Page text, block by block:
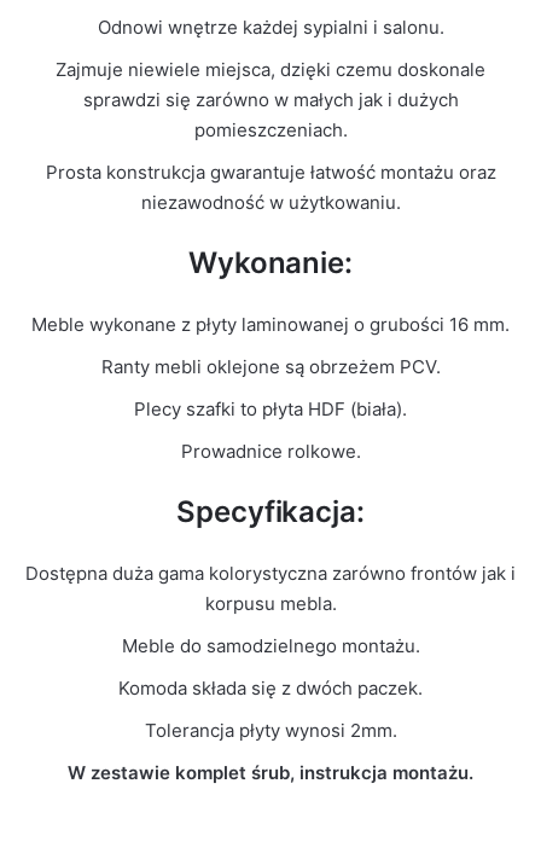
Odnowi wnętrze każdej sypialni i salonu.
Zajmuje niewiele miejsca, dzięki czemu doskonale
sprawdzi się zarówno w małych jak i dużych
pomieszczeniach.
Prosta konstrukcja gwarantuje łatwość montażu oraz
niezawodność w użytkowaniu.
Wykonanie:
Meble wykonane z płyty laminowanej o grubości 16 mm.
Ranty mebli oklejone są obrzeżem PCV.
Plecy szafki to płyta HDF (biała).
Prowadnice rolkowe.
Specyfikacja:
Dostępna duża gama kolorystyczna zarówno frontów jak i
korpusu mebla.
Meble do samodzielnego montażu.
Komoda składa się z dwóch paczek.
Tolerancja płyty wynosi 2mm.
W zestawie komplet śrub, instrukcja montażu.
paczek
Rolkowe